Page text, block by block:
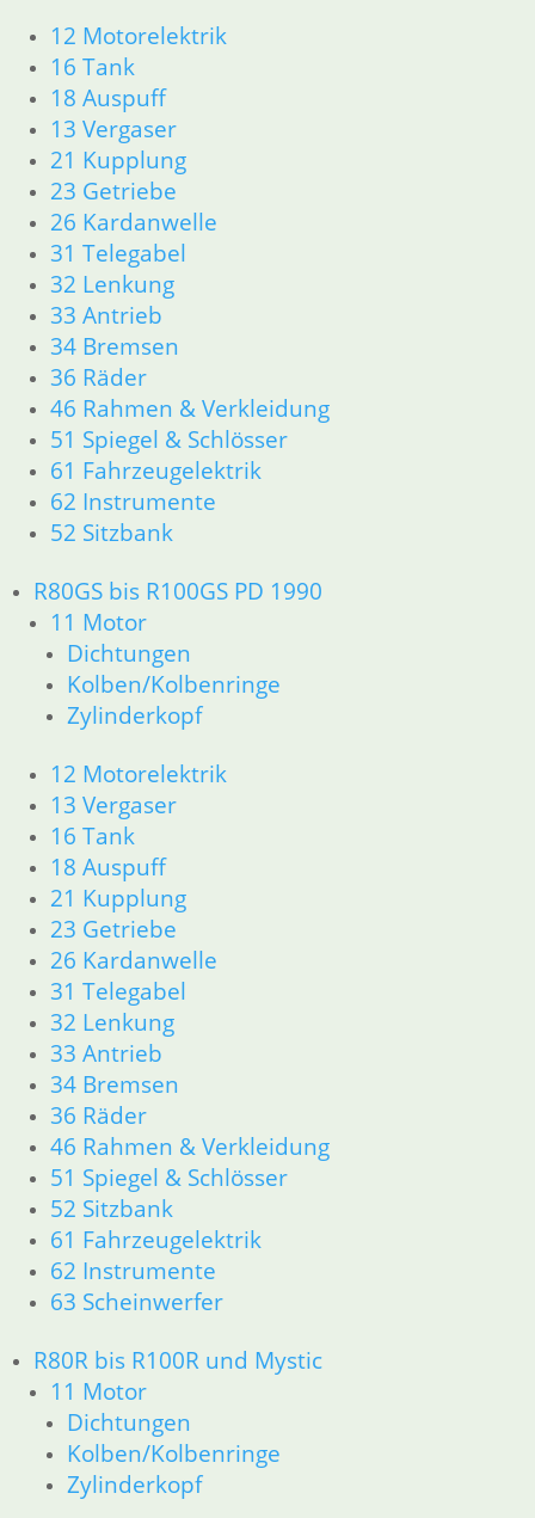
12 Motorelektrik
16 Tank
18 Auspuff
13 Vergaser
21 Kupplung
23 Getriebe
26 Kardanwelle
31 Telegabel
32 Lenkung
33 Antrieb
34 Bremsen
36 Räder
46 Rahmen & Verkleidung
51 Spiegel & Schlösser
61 Fahrzeugelektrik
62 Instrumente
52 Sitzbank
R80GS bis R100GS PD 1990
11 Motor
Dichtungen
Kolben/Kolbenringe
Zylinderkopf
12 Motorelektrik
13 Vergaser
16 Tank
18 Auspuff
21 Kupplung
23 Getriebe
26 Kardanwelle
31 Telegabel
32 Lenkung
33 Antrieb
34 Bremsen
36 Räder
46 Rahmen & Verkleidung
51 Spiegel & Schlösser
52 Sitzbank
61 Fahrzeugelektrik
62 Instrumente
63 Scheinwerfer
R80R bis R100R und Mystic
11 Motor
Dichtungen
Kolben/Kolbenringe
Zylinderkopf
18 Auspuff
21 Kupplung
23 Getriebe
26 Kardanwelle
31 Telegabel
33 Antrieb
32 Lenkung
34 Bremsen
36 Räder
46 Rahmen & Verkleidung
51 Spiegel & Schlösser
52 Sitzbank
61 Fahrzeugelektrik
62 Instrumente
63 Scheinwerfer
R65 R80 Monolever R100 RS/RT Monolever ab 1984
11 Motor
Dichtungen
Kolben/Kolbenringe
12 Motorelektrik
13 Vergaser
16 Tank
18 Auspuff
21 Kupplung
23 Getriebe
31 Telegabel
32 Lenkung
33 Antrieb
34 Bremsen
36 Räder
46 Rahmen & Verkleidung
51 Spiegel & Schlösser
52 Sitzbank
61 Fahrzeugelektrik
62 Instrumente
R45 & R65LS
11 Motor
Dichtungen
Zylinderkopf
Kolben/Kolbenringe
12 Motorelektrik
13 Vergaser
16 Tank
18 Auspuff
21 Kupplung
34 Bremsen
36 Räder
46 Rahmen & Verkleidung
51 Spiegel & Schlösser
52 Sitzbank
61 Fahrzeugelektrik